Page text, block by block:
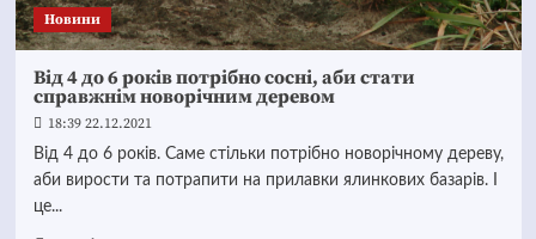
Новини
Від 4 до 6 років потрібно сосні, аби стати
справжнім новорічним деревом
18:39 22.12.2021
Від 4 до 6 років. Саме стільки потрібно новорічному дереву,
аби вирости та потрапити на прилавки ялинкових базарів. І
це...